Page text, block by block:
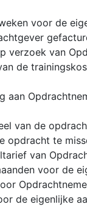
voor de
verzoek van
de
aan
van de
opdracht te
van
voor de
de eigenlijke